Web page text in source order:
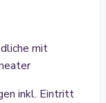
mit
inkl. Eintritt